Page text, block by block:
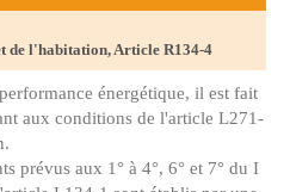
de l'habitation, Article R134-4
énergétique, il est fait
aux conditions de l'article L271-
prévus aux 1° à 4°, 6° et 7° du I